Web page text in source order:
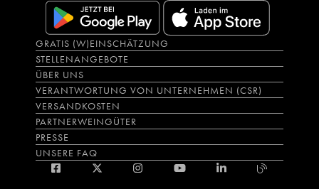
GRATIS (W)EINSCHÄTZUNG
STELLENANGEBOTE
ÜBER UNS
VERANTWORTUNG VON UNTERNEHMEN (CSR)
VERSANDKOSTEN
PARTNERWEINGÜTER
PRESSE
UNSERE FAQ